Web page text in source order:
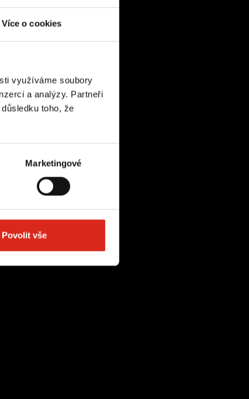
Více o cookies
využíváme soubory
a analýzy. Partneři
toho, že
Marketingové
Povolit vše